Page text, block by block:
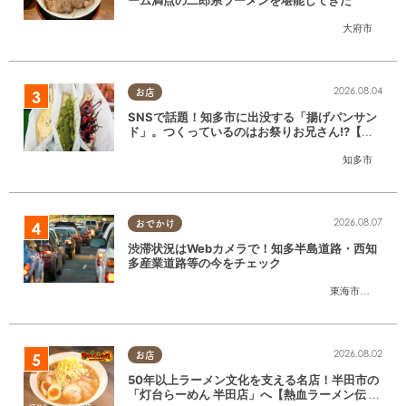
大府市
お店
知多市
2026.08.04
SNSで話題！知多市に出没する「揚げパンサン
ド」。つくっているのはお祭りお兄さん!?【ち
おでかけ
東海市
,大府市
2026.08.07
渋滞状況はWebカメラで！知多半島道路・西知
多産業道路等の今をチェック
お店 2026.08.02
50年以上ラーメン文化を支える名店！半田市の
「灯台らーめん 半田店」へ【熱血ラーメン伝 8